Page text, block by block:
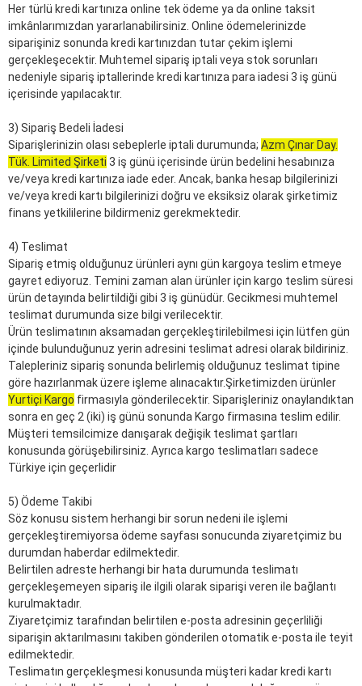
Her türlü kredi kartınıza online tek ödeme ya da online taksit
imkânlarımızdan yararlanabilirsiniz. Online ödemelerinizde
siparişiniz sonunda kredi kartınızdan tutar çekim işlemi
gerçekleşecektir. Muhtemel sipariş iptali veya stok sorunları
nedeniyle sipariş iptallerinde kredi kartınıza para iadesi 3 iş günü
içerisinde yapılacaktır.
3) Sipariş Bedeli İadesi
Siparişlerinizin olası sebeplerle iptali durumunda; Azm Çınar Day.
Tük. Limited Şirketi 3 iş günü içerisinde ürün bedelini hesabınıza
ve/veya kredi kartınıza iade eder. Ancak, banka hesap bilgilerinizi
ve/veya kredi kartı bilgilerinizi doğru ve eksiksiz olarak şirketimiz
finans yetkililerine bildirmeniz gerekmektedir.
4) Teslimat
Sipariş etmiş olduğunuz ürünleri aynı gün kargoya teslim etmeye
gayret ediyoruz. Temini zaman alan ürünler için kargo teslim süresi
ürün detayında belirtildiği gibi 3 iş günüdür. Gecikmesi muhtemel
teslimat durumunda size bilgi verilecektir.
Ürün teslimatının aksamadan gerçekleştirilebilmesi için lütfen gün
içinde bulunduğunuz yerin adresini teslimat adresi olarak bildiriniz.
Talepleriniz sipariş sonunda belirlemiş olduğunuz teslimat tipine
göre hazırlanmak üzere işleme alınacaktır.Şirketimizden ürünler
Yurtiçi Kargo firmasıyla gönderilecektir. Siparişleriniz onaylandıktan
sonra en geç 2 (iki) iş günü sonunda Kargo firmasına teslim edilir.
Müşteri temsilcimize danışarak değişik teslimat şartları
konusunda görüşebilirsiniz. Ayrıca kargo teslimatları sadece
Türkiye için geçerlidir
5) Ödeme Takibi
Söz konusu sistem herhangi bir sorun nedeni ile işlemi
gerçekleştiremiyorsa ödeme sayfası sonucunda ziyaretçimiz bu
durumdan haberdar edilmektedir.
Belirtilen adreste herhangi bir hata durumunda teslimatı
gerçekleşemeyen sipariş ile ilgili olarak siparişi veren ile bağlantı
kurulmaktadır.
Ziyaretçimiz tarafından belirtilen e-posta adresinin geçerliliği
siparişin aktarılmasını takiben gönderilen otomatik e-posta ile teyit
edilmektedir.
Teslimatın gerçekleşmesi konusunda müşteri kadar kredi kartı